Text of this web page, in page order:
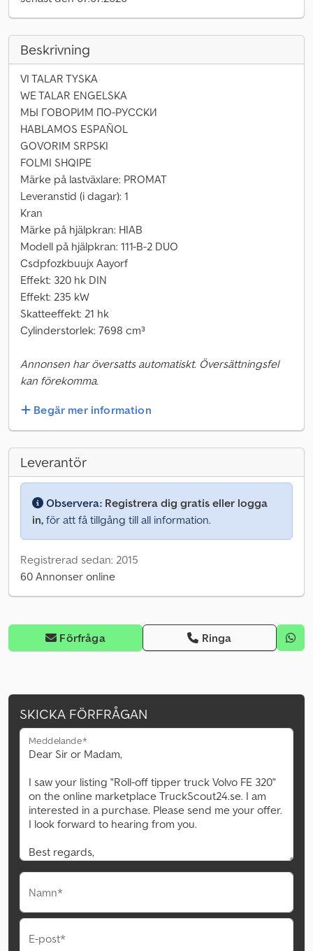
Beskrivning
VI TALAR TYSKA
WE TALAR ENGELSKA
МЫ ГОВОРИМ ПО-РУССКИ
HABLAMOS ESPAÑOL
GOVORIM SRPSKI
FOLMI SHQIPE
Märke på lastväxlare: PROMAT
Leveranstid (i dagar): 1
Kran
Märke på hjälpkran: HIAB
Modell på hjälpkran: 111-B-2 DUO
Csdpfozkbuujx Aayorf
Effekt: 320 hk DIN
Effekt: 235 kW
Skatteeffekt: 21 hk
Cylinderstorlek: 7698 cm³
Annonsen har översatts automatiskt. Översättningsfel
kan förekomma.
Begär mer information
Leverantör
Observera: Registrera dig gratis eller logga
in, för att få tillgång till all information.
Registrerad sedan: 2015
60 Annonser online
Förfråga Ringa
SKICKA FÖRFRÅGAN
Meddelande*
Namn*
E-post*